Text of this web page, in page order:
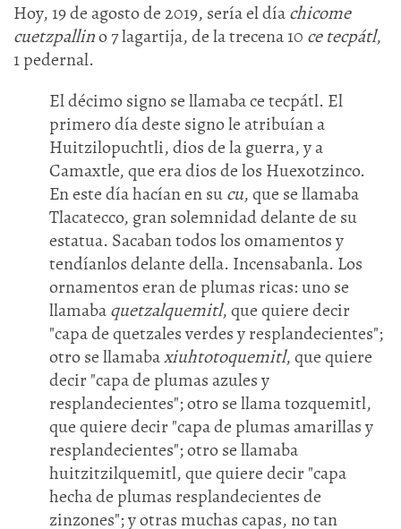
Hoy, 19 de agosto de 2019, sería el díachicome
cuetzpallino 7 lagartija, de la trecena 10 ce tecpátl,
1 pedernal.
El décimo signo se llamaba ce tecpátl. El
primero día deste signo le atribuían a
Huitzilopuchtli, dios de la guerra, y a
Camaxtle, que era dios de los Huexotzinco.
En este día hacían en sucu, que se llamaba
Tlacatecco, gran solemnidad delante de su
estatua. Sacaban todos los omamentos y
tendíanlos delante della. Incensabanla. Los
ornamentos eran de plumas ricas: uno se
llamabaquetzalquemitl, que quiere decir
"capa de quetzales verdes y resplandecientes";
otro se llamabaxiuhtotoquemitl, que quiere
decir "capa de plumas azules y
resplandecientes"; otro se llama tozquemitl,
que quiere decir "capa de plumas amarillas y
resplandecientes"; otro se llamaba
huitzitzilquemitl, que quiere decir "capa
hecha de plumas resplandecientes de
zinzones"; y otras muchas capas, no tan